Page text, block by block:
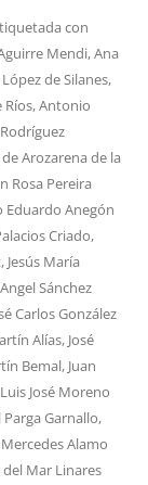
con
Mendi,Ana
de Silanes,
,Antonio
de Arozarena de la
Rosa Pereira
Eduardo Anegón
Criado,
, Jesús María
Sánchez
Carlos González
Alías, José
Bemal, Juan
Luis José Moreno
Garnallo,
Alamo
Mar Linares